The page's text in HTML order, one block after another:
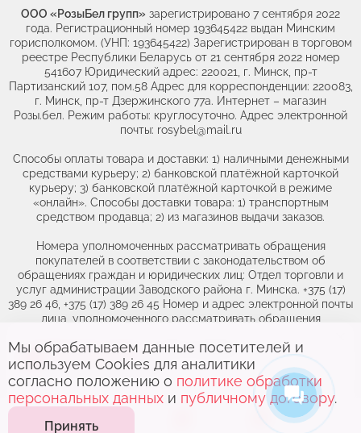
ООО «РозыБел групп» зарегистрировано 7 сентября 2022
года. Регистрационный номер 193645422 выдан Минским
горисполкомом. (УНП: 193645422) Зарегистрирован в торговом
реестре Республики Беларусь от 21 сентября 2022 номер
541607 Юридический адрес: 220021, г. Минск, пр-т
Партизанский 107, пом.58 Адрес для корреспонденции: 220083,
г. Минск, пр-т Дзержинского 77а. Интернет – магазин
Розы.бел. Режим работы: круглосуточно. Адрес электронной
почты: rosybel@mail.ru
Способы оплаты товара и доставки: 1) наличными денежными
средствами курьеру; 2) банковской платёжной карточкой
курьеру; 3) банковской платёжной карточкой в режиме
«онлайн». Способы доставки товара: 1) транспортным
средством продавца; 2) из магазинов выдачи заказов.
Номера уполномоченных рассматривать обращения
покупателей в соответствии с законодательством об
обращениях граждан и юридических лиц: Отдел торговли и
услуг администрации Заводского района г. Минска. +375 (17)
389 26 46, +375 (17) 389 26 45 Номер и адрес электронной почты
лица, уполномоченного рассматривать обращения
законодательством о защите прав потребителей: +375(44)764-
46-71, obr@rozybel.by.
Выберите адрес,чтобы увидеть
актуальный каталог
Мы обрабатываем данные посетителей и
используем Cookies для аналитики
согласно положению о политике обработки
персональных данных и публичному договору.
Принять